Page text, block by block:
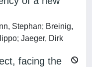
Stephan; Breinig,
Jaeger, Dirk
facing the